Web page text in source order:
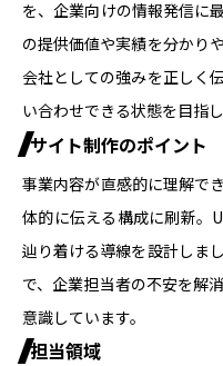
を、企業向けの情報発信に
の提供価値や実績を分かり
会社としての強みを正しく
い合わせできる状態を目指し
サイト制作のポイント
事業内容が直感的に理解で
体的に伝える構成に刷新。
辿り着ける導線を設計しま
で、企業担当者の不安を解
意識しています。
担当領域